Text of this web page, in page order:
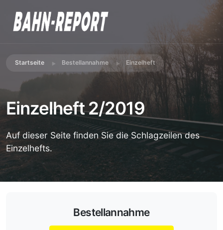
Startseite Bestellannahme Einzelheft
Einzelheft 2/2019
Auf dieser Seite finden Sie die Schlagzeilen des
Einzelhefts.
Bestellannahme